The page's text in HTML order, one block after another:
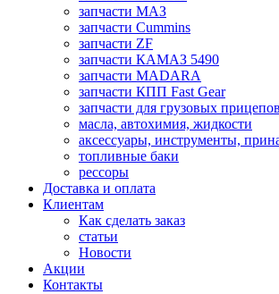
запчасти МАЗ
запчасти Cummins
запчасти ZF
запчасти КАМАЗ 5490
запчасти MADARA
запчасти КПП Fast Gear
запчасти для грузовых прицепов
масла, автохимия, жидкости
аксессуары, инструменты,
топливные баки
рессоры
Доставка и оплата
Клиентам
Как сделать заказ
статьи
Новости
Акции
Контакты